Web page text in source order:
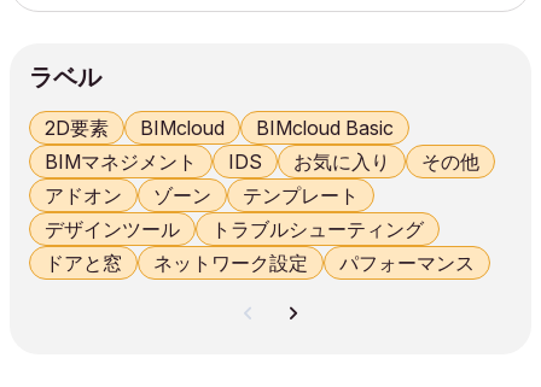
このようなシナリオが考えられます: 過去のプロジェクトから
ロジェクトファイルにホットリンクする(代表的なユニットを新
しいプロジェクトに挿入する、など)。 古いプロジェクトを新
しいプロジェクトに結合する または、単に新しいバージョンで
開いて、実際の移行を意図している場合 このようなシナリオで
よくあるのは、挿入されたコ...
ラベル
2D要素 BIMcloud
BIMcloud Basic
BIMマネジメント
IDS お気に入り
その他
アドオン
ゾーン
テンプレート
デザインツール
トラブルシューティング
ドアと窓
ネットワーク設定 パフォーマンス